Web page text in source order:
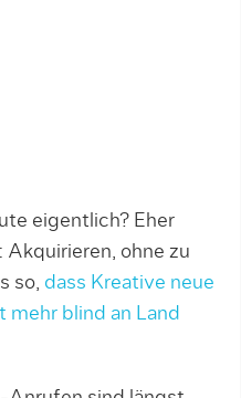
eigentlich? Eher
ohne zu
so, dass Kreative neue
mehr blind an Land